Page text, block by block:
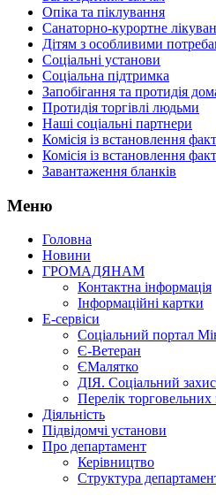
Опіка та піклування
Санаторно-курортне
Дітям з особливими
Соціальні установи
Соціальна підтримка
Запобігання та протидія
Протидія торгівлі людьми
Наші соціальні партнери
Комісія із встановлення
Комісія із встановлення
Завантаження бланків
Меню
Головна
Новини
ГРОМАДЯНАМ
Контактна інформація
Інформаційні картки
Е-сервіси
Соціальний портал
Є-Ветеран
ЄМалятко
ДІЯ. Соціальний
Перелік
Діяльність
Підвідомчі установи
Про департамент
Керівництво
Структура